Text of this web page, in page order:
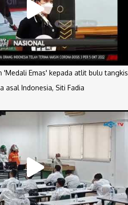
'Medali Emas' kepada atlit bulu tangkis
asal Indonesia, Siti Fadia